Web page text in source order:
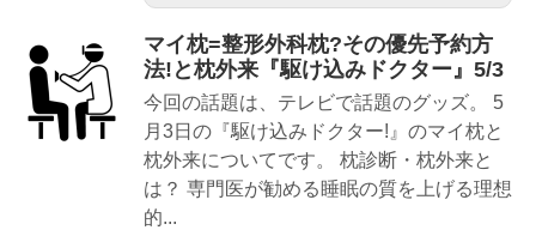
マイ枕=整形外科枕?その優先予約方
法!と枕外来『駆け込みドクター』5/3
今回の話題は、テレビで話題のグッズ。 5
月3日の『駆け込みドクター!』のマイ枕と
枕外来についてです。 枕診断・枕外来と
は？ 専門医が勧める睡眠の質を上げる理想
的...